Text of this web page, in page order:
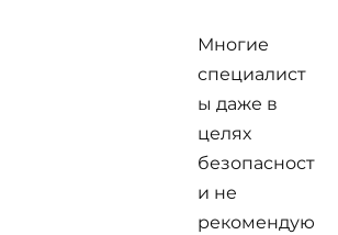
Многие
специалист
ы даже в
целях
безопасност
и не
рекомендую